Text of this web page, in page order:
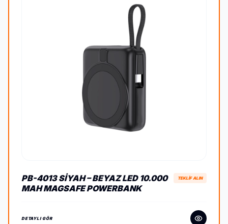
PB-4013 SIYAH – BEYAZ LED 10.000
MAH MAGSAFE POWERBANK
TEKLİF ALIN
DETAYLI GÖR